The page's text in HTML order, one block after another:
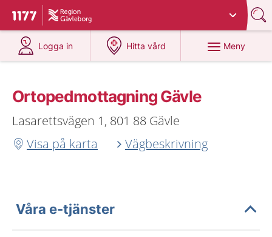
Till startsidan för 1177
Du har valt region
Logga in
på 1177.se
Hitta vård
på 1177.se
Meny
Ortopedmottagning Gävle
Lasarettsvägen 1, 801 88 Gävle
Visa på karta
Vägbeskrivning
Våra e-tjänster